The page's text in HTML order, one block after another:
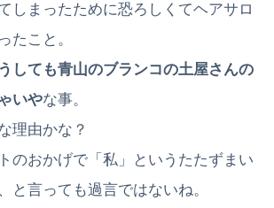
しまったために恐ろしくてヘアサロ
たこと。
しても青山のブランコの土屋さんの
いやな事。
理由かな？
のおかげで「私」というたたずまい
と言っても過言ではないね。